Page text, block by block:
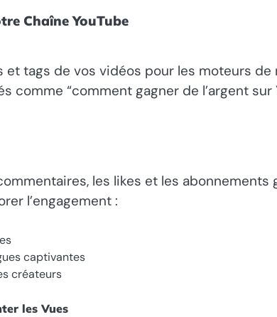
Chaîne YouTube
tags de vos vidéos pour les moteurs de
“comment gagner de l’argent sur
les likes et les abonnements
l’engagement :
captivantes
créateurs
les Vues